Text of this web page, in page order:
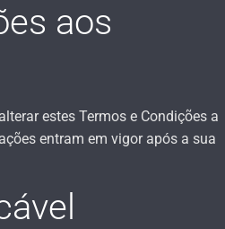
aos
estes Termos e Condições a
entram em vigor após a sua